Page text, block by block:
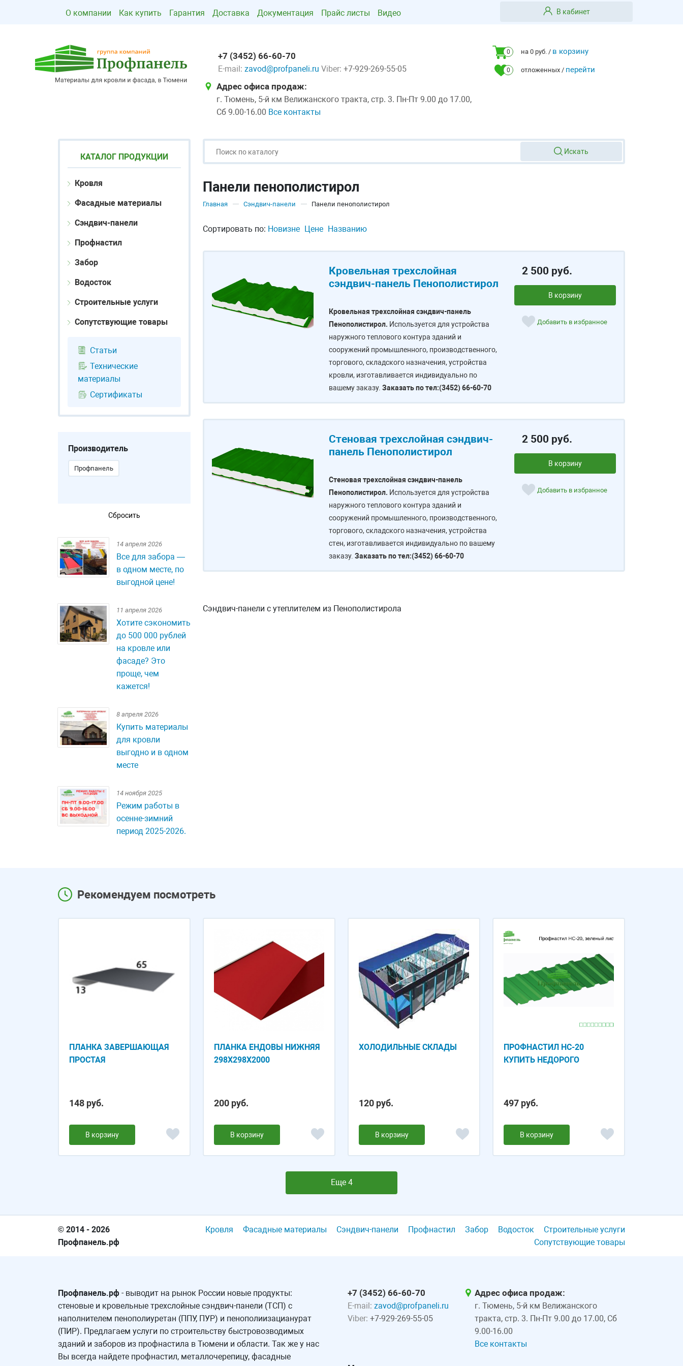
О компании Как купить Гарантия Доставка Документация Прайс листы Видео В кабинет
+7 (3452) 66-60-70
E-mail: zavod@profpaneli.ru Viber: +7-929-269-55-05
Адрес офиса продаж:
г. Тюмень, 5-й км Велижанского тракта, стр. 3. Пн-Пт 9.00 до 17.00,
Сб 9.00-16.00 Все контакты
0 на 0 руб. / в корзину
0 отложенных / перейти
КАТАЛОГ ПРОДУКЦИИ
Кровля
Фасадные материалы
Сэндвич-панели
Профнастил
Забор
Водосток
Строительные услуги
Сопутствующие товары
Статьи
Технические
материалы
Сертификаты
Производитель
Профпанель
14 апреля 2026
Все для забора —
в одном месте, по
выгодной цене!
11 апреля 2026
Хотите сэкономить
до 500 000 рублей
на кровле или
фасаде? Это
проще, чем
кажется!
8 апреля 2026
Купить материалы
для кровли
выгодно и в одном
месте
14 ноября 2025
Режим работы в
осенне-зимний
период 2025-2026.
Искать
Панели пенополистирол
Главная — Сэндвич-панели — Панели пенополистирол
Сортировать по: Новизне Цене Названию
Кровельная трехслойная
сэндвич-панель Пенополиcтирол
Кровельная трехслойная сэндвич-панель
Пенополиcтирол. Используется для устройства
наружного теплового контура зданий и
сооружений промышленного, производственного,
торгового, складского назначения, устройства
кровли, изготавливается индивидуально по
вашему заказу. Заказать по тел:(3452) 66-60-70
2 500 руб.
В корзину
Добавить в избранное
Стеновая трехслойная сэндвич-
панель Пенополиcтирол
Стеновая трехслойная сэндвич-панель
Пенополиcтирол. Используется для устройства
наружного теплового контура зданий и
сооружений промышленного, производственного,
торгового, складского назначения, устройства
стен, изготавливается индивидуально по вашему
заказу. Заказать по тел:(3452) 66-60-70
2 500 руб.
В корзину
Добавить в избранное
Сэндвич-панели с утеплителем из Пенополистирола
Рекомендуем посмотреть
ПЛАНКА ЗАВЕРШАЮЩАЯ
ПРОСТАЯ
148 руб.
В корзину
ПЛАНКА ЕНДОВЫ НИЖНЯЯ
298Х298Х2000
200 руб.
В корзину
ХОЛОДИЛЬНЫЕ СКЛАДЫ
120 руб.
В корзину
ПРОФНАСТИЛ НС-20
КУПИТЬ НЕДОРОГО
497 руб.
В корзину
Еще 4
© 2014 - 2026
Профпанель.рф
Кровля Фасадные материалы Сэндвич-панели Профнастил Забор Водосток
Строительные услуги
Сопутствующие товары
Профпанель.рф - выводит на рынок России новые продукты:
стеновые и кровельные трехслойные сэндвич-панели (ТСП) с
наполнителем пенополиуретан (ППУ, ПУР) и пенополиизацианурат
(ПИР). Предлагаем услуги по строительству быстровозводимых
зданий и заборов из профнастила в Тюмени и области. Так же у нас
Вы всегда найдете профнастил, металлочерепицу, фасадные
+7 (3452) 66-60-70
E-mail: zavod@profpaneli.ru
Viber: +7-929-269-55-05
Адрес офиса продаж:
г. Тюмень, 5-й км Велижанского
тракта, стр. 3. Пн-Пт 9.00 до 17.00, Сб
9.00-16.00
Все контакты